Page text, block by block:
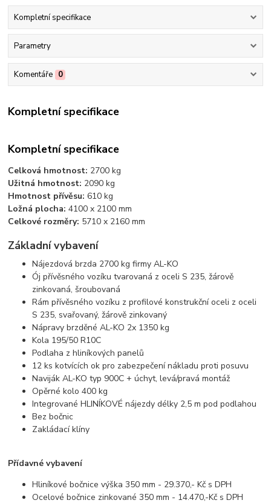
Kompletní specifikace
Parametry
Komentáře 0
Kompletní specifikace
Kompletní specifikace
Celková hmotnost: 2700 kg
Užitná hmotnost: 2090 kg
Hmotnost přívěsu: 610 kg
Ložná plocha: 4100 x 2100 mm
Celkové rozměry: 5710 x 2160 mm
Základní vybavení
Nájezdová brzda 2700 kg firmy AL-KO
Ój přívěsného vozíku tvarovaná z oceli S 235, žárově
zinkovaná, šroubovaná
Rám přívěsného vozíku z profilové konstrukční oceli z oceli
S 235, svařovaný, žárově zinkovaný
Nápravy brzděné AL-KO 2x 1350 kg
Kola 195/50 R10C
Podlaha z hliníkových panelů
12 ks kotvících ok pro zabezpečení nákladu proti posuvu
Naviják AL-KO typ 900C + úchyt, levá/pravá montáž
Opěrné kolo 400 kg
Integrované HLINÍKOVÉ nájezdy délky 2,5 m pod podlahou
Bez bočnic
Zakládací klíny
Přídavné vybavení
Hliníkové bočnice výška 350 mm - 29.370,- Kč s DPH
Ocelové bočnice zinkované 350 mm - 14.470,-Kč s DPH